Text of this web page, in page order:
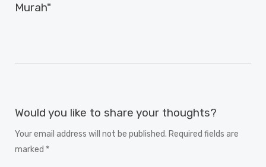
Murah"
Would you like to share your thoughts?
Your email address will not be published. Required fields are
marked *